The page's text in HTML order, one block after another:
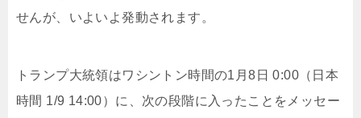
せんが、いよいよ発動されます。
トランプ大統領はワシントン時間の1月8日 0:00（日本
時間 1/9 14:00）に、次の段階に入ったことをメッセー